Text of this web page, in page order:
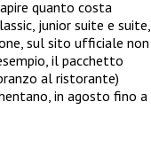
quanto costa
junior suite e suite,
sul sito ufficiale non
il pacchetto
al ristorante)
in agosto fino a